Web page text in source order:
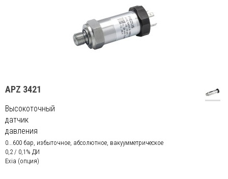
APZ 3421
Высокоточный
датчик
давления
0...600 бар, избыточное, абсолютное, вакуумметрическое
0,2 / 0,1% ДИ
Exia (опция)